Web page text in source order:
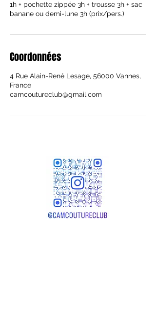
1h + pochette zippée 3h + trousse 3h + sac
banane ou demi-lune 3h (prix/pers.)
Coordonnées
4 Rue Alain-René Lesage, 56000 Vannes,
France
camcoutureclub@gmail.com